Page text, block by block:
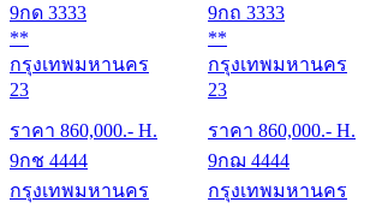
9กด 3333
**
กรุงเทพมหานคร
23
ราคา 860,000.- H.
9กถ 3333
**
กรุงเทพมหานคร
23
ราคา 860,000.- H.
9กช 4444
กรุงเทพมหานคร
9กฌ 4444
กรุงเทพมหานคร